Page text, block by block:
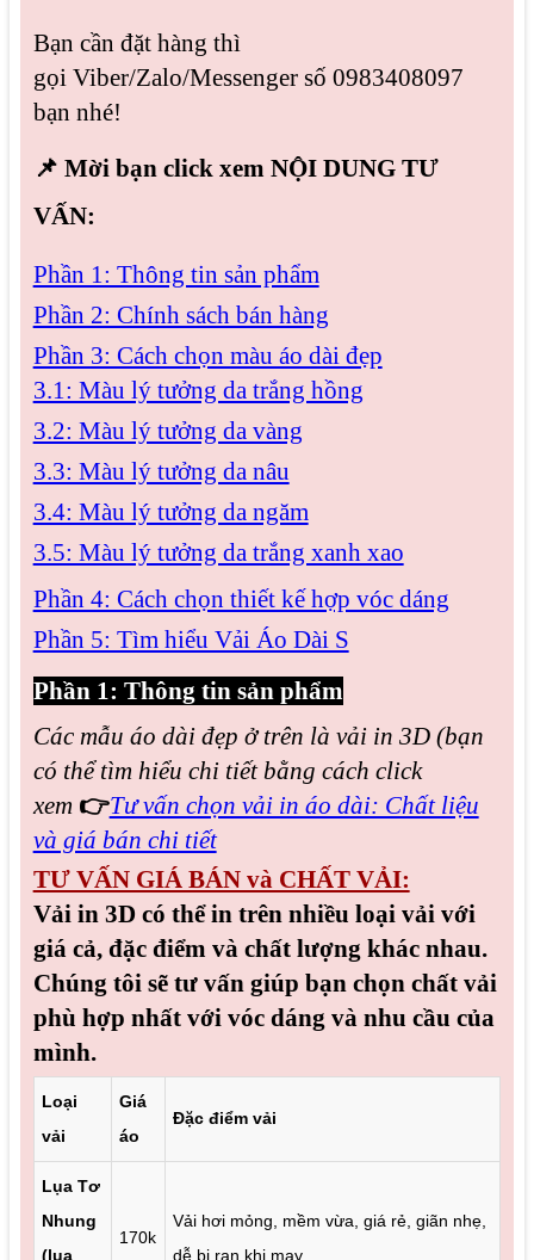
Bạn cần đặt hàng thì
gọi Viber/Zalo/Messenger số 0983408097
bạn nhé!
📌 Mời bạn click xem NỘI DUNG TƯ
VẤN:
Phần 1: Thông tin sản phẩm
Phần 2: Chính sách bán hàng
Phần 3: Cách chọn màu áo dài đẹp
3.1: Màu lý tưởng da trắng hồng
3.2: Màu lý tưởng da vàng
3.3: Màu lý tưởng da nâu
3.4: Màu lý tưởng da ngăm
3.5: Màu lý tưởng da trắng xanh xao
Phần 4: Cách chọn thiết kế hợp vóc dáng
Phần 5: Tìm hiểu Vải Áo Dài S
Phần 1: Thông tin sản phẩm
Các mẫu áo dài đẹp ở trên là vải in 3D (bạn
có thể tìm hiểu chi tiết bằng cách click
xem 👉Tư vấn chọn vải in áo dài: Chất liệu
và giá bán chi tiết
TƯ VẤN GIÁ BÁN và CHẤT VẢI:
Vải in 3D có thể in trên nhiều loại vải với
giá cả, đặc điểm và chất lượng khác nhau.
Chúng tôi sẽ tư vấn giúp bạn chọn chất vải
phù hợp nhất với vóc dáng và nhu cầu của
mình.
Loại
vải
Giá
áo
Đặc điểm vải
Lụa Tơ
Nhung
(lụa
170k
Vải hơi mỏng, mềm vừa, giá rẻ, giãn nhẹ,
dễ bị rạn khi may.